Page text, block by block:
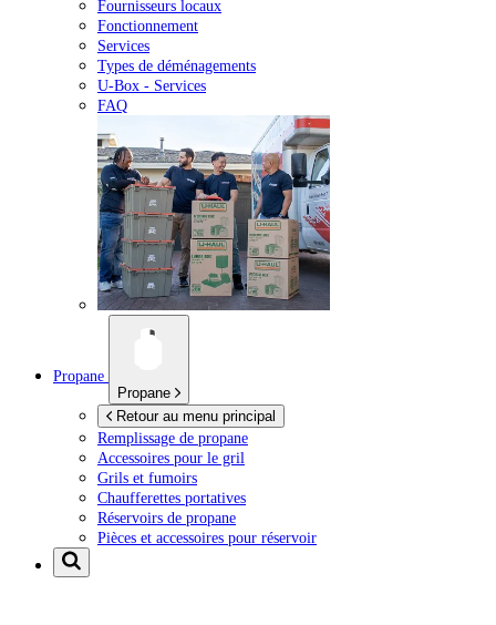
Fournisseurs locaux
Fonctionnement
Services
Types de déménagements
U-Box - Services
FAQ
Propane
Propane
Retour au menu principal
Remplissage de propane
Accessoires pour le gril
Grils et fumoirs
Chaufferettes portatives
Réservoirs de propane
Pièces et accessoires pour réservoir